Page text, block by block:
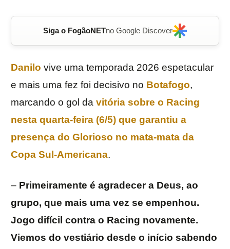
Siga o FogãoNETno Google Discover
Danilo vive uma temporada 2026 espetacular
e mais uma fez foi decisivo no Botafogo,
marcando o gol da vitória sobre o Racing
nesta quarta-feira (6/5) que garantiu a
presença do Glorioso no mata-mata da
Copa Sul-Americana.
– Primeiramente é agradecer a Deus, ao
grupo, que mais uma vez se empenhou.
Jogo difícil contra o Racing novamente.
Viemos do vestiário desde o início sabendo